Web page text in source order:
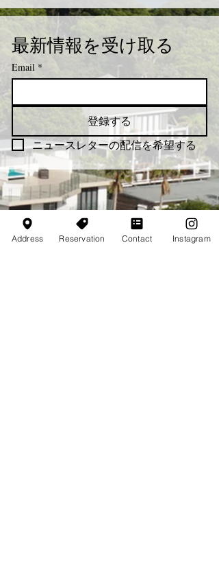
最新情報を受け取る
Email *
登録する
ニュースレターの配信を希望する
Address Reservation Contact Instagram